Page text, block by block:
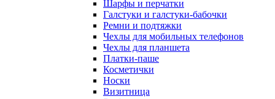
Шарфы и перчатки
Галстуки и галстуки-бабочки
Ремни и подтяжки
Чехлы для мобильных телефонов
Чехлы для планшета
Платки-паше
Косметички
Носки
Визитница